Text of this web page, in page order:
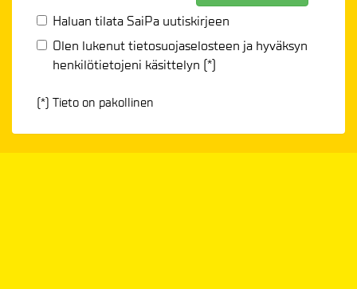
Haluan tilata SaiPa uutiskirjeen
Olen lukenuttietosuojaselosteen ja hyväksyn
henkilötietojeni käsittelyn (*)
(*) Tieto on pakollinen